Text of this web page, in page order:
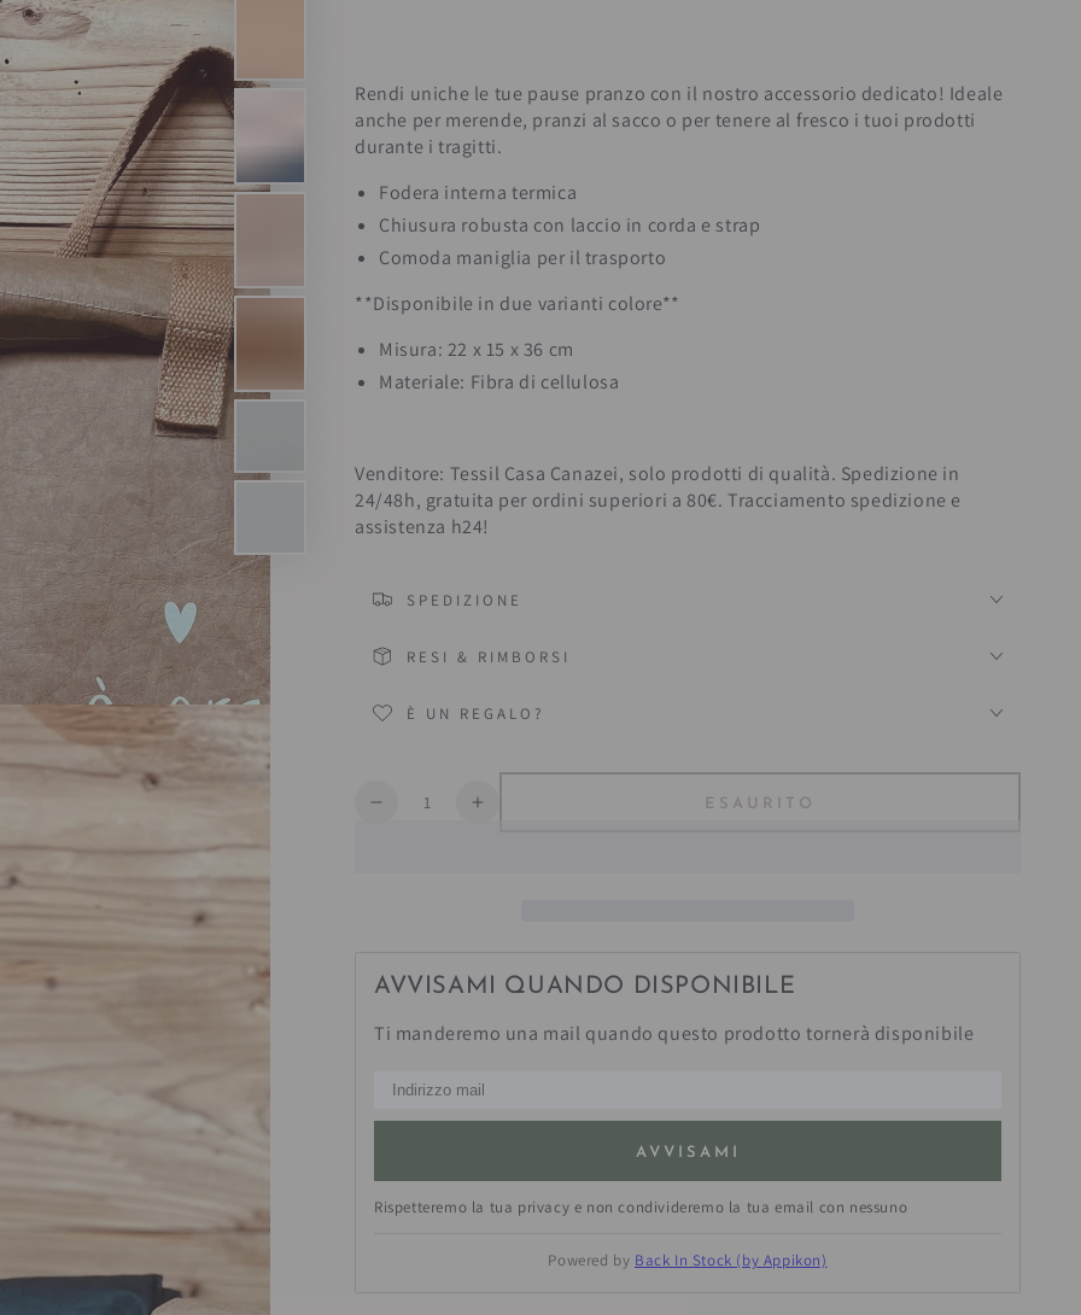
Rendi uniche le tue pause pranzo con il nostro accessorio dedicato! Ideale
anche per merende, pranzi al sacco o per tenere al fresco i tuoi prodotti
durante i tragitti.
Fodera interna termica
Chiusura robusta con laccio in corda e strap
Comoda maniglia per il trasporto
**Disponibile in due varianti colore**
Misura: 22 x 15 x 36 cm
Materiale: Fibra di cellulosa
Venditore: Tessil Casa Canazei, solo prodotti di qualità. Spedizione in
24/48h, gratuita per ordini superiori a 80€. Tracciamento spedizione e
assistenza h24!
SPEDIZIONE
RESI & RIMBORSI
È UN REGALO?
Quantità
DiminuisceAumenta
ESAURITO
AVVISAMI QUANDO DISPONIBILE
Ti manderemo una mail quando questo prodotto tornerà disponibile
AVVISAMI
Rispetteremo la tua privacy e non condivideremo la tua email con nessuno
Powered by Back In Stock (by Appikon)